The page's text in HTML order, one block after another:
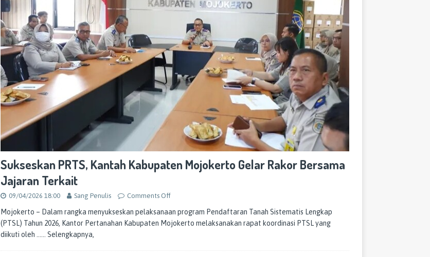
Sukseskan PRTS, Kantah Kabupaten Mojokerto Gelar Rakor Bersama
Jajaran Terkait
09/04/2026 18:00 Sang Penulis Comments Off
Mojokerto – Dalam rangka menyukseskan pelaksanaan program Pendaftaran Tanah Sistematis Lengkap
(PTSL) Tahun 2026, Kantor Pertanahan Kabupaten Mojokerto melaksanakan rapat koordinasi PTSL yang
diikuti oleh
…… Selengkapnya,